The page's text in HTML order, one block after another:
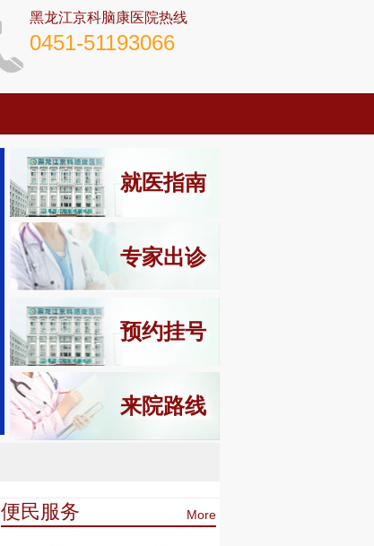
黑龙江京科脑康医院热线
0451-51193066
就医指南
专家出诊
预约挂号
来院路线
便民服务 More